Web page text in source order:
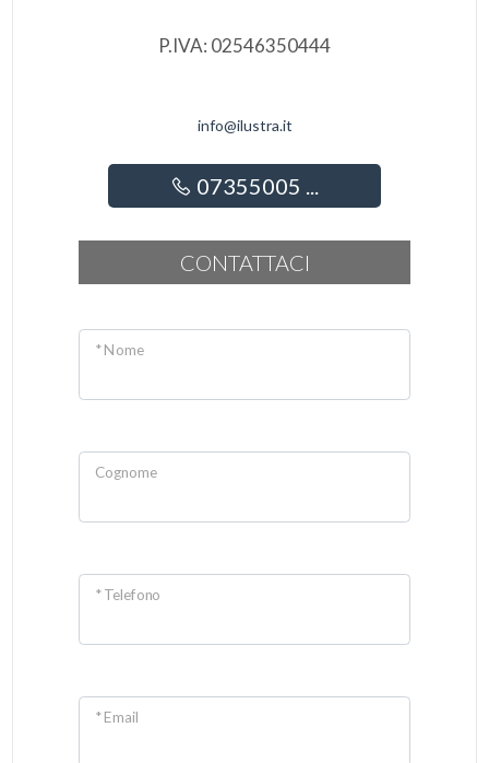
P.IVA: 02546350444
info@ilustra.it
07355005 ...
CONTATTACI
* Nome
Cognome
* Telefono
* Email